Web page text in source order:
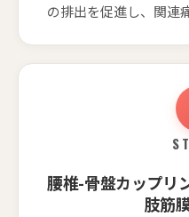
の排出を促進し、関連
腰椎-骨盤カップリ
肢筋